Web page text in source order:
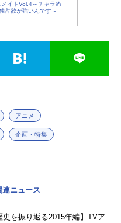
メイトVol.4～チャラめ
占欲が強いんです～
アニメ
企画・特集
ニュース
史を振り返る2015年編】TVア